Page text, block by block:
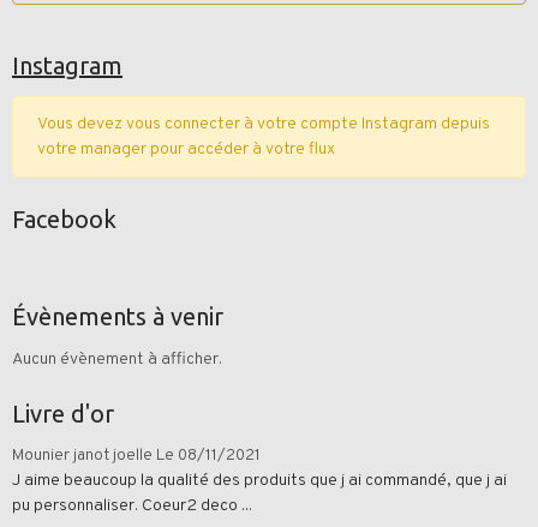
Instagram
Vous devez vous connecter à votre compte Instagram depuis
votre manager pour accéder à votre flux
Facebook
Évènements à venir
Aucun évènement à afficher.
Livre d'or
Mounier janot joelle Le 08/11/2021
J aime beaucoup la qualité des produits que j ai commandé, que j ai
pu personnaliser. Coeur2 deco ...